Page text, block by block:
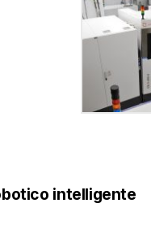
intelligente